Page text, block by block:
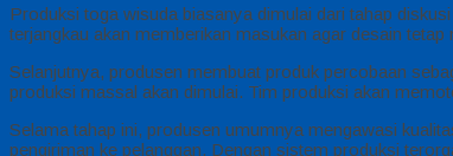
Produksi toga wisuda biasanya dimulai dari tahap
terjangkau akan memberikan masukan agar desain tetap
Selanjutnya, produsen membuat produk percobaan
produksi massal akan dimulai. Tim produksi akan
Selama tahap ini, produsen umumnya mengawasi
pengiriman ke pelanggan. Dengan sistem produksi